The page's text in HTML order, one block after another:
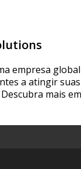
empresa
a atingir
mais